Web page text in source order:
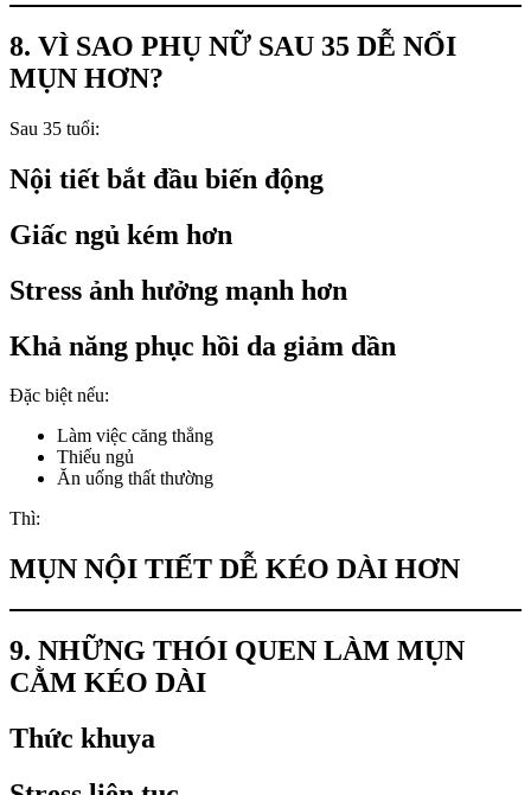
8. VÌ SAO PHỤ NỮ SAU 35 DỄ NỔI
MỤN HƠN?
Sau 35 tuổi:
Nội tiết bắt đầu biến động
Giấc ngủ kém hơn
Stress ảnh hưởng mạnh hơn
Khả năng phục hồi da giảm dần
Đặc biệt nếu:
Làm việc căng thẳng
Thiếu ngủ
Ăn uống thất thường
Thì:
MỤN NỘI TIẾT DỄ KÉO DÀI HƠN
9. NHỮNG THÓI QUEN LÀM MỤN
CẰM KÉO DÀI
Thức khuya